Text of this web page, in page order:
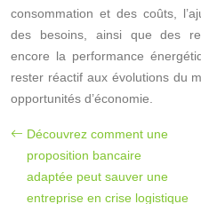
consommation et des coûts,
des besoins, ainsi que des
encore la performance
rester réactif aux évolutions du
opportunités d’économie.
Découvrez comment une
proposition bancaire
adaptée peut sauver une
entreprise en crise logistique